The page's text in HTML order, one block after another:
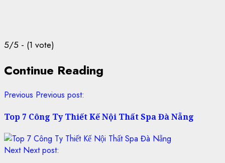
5/5 - (1 vote)
Continue Reading
Previous Previous post:
Top 7 Công Ty Thiết Kế Nội Thất Spa Đà Nẵng
Next Next post: